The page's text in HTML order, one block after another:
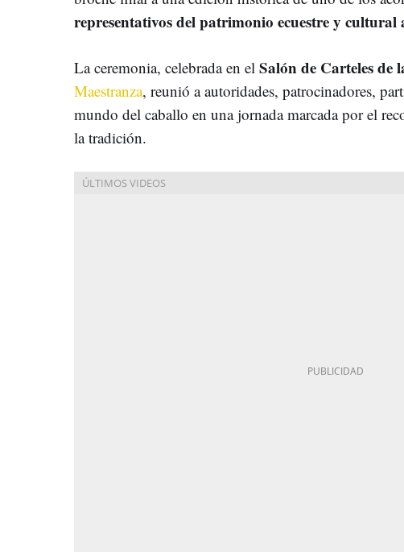
representativos del patrimonio ecuestre y cultural
La ceremonia, celebrada en el Salón de Carteles de
Maestranza, reunió a autoridades, patrocinadores,
mundo del caballo en una jornada marcada por el
la tradición.